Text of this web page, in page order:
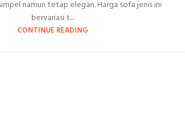
namun tetap elegan. Harga sofa jenis ini
bervariasi t...
CONTINUE READING